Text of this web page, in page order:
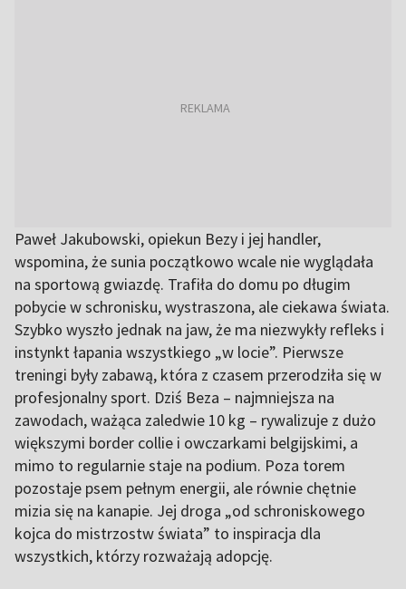
Paweł Jakubowski, opiekun Bezy i jej handler,
wspomina, że sunia początkowo wcale nie wyglądała
na sportową gwiazdę. Trafiła do domu po długim
pobycie w schronisku, wystraszona, ale ciekawa świata.
Szybko wyszło jednak na jaw, że ma niezwykły refleks i
instynkt łapania wszystkiego „w locie”. Pierwsze
treningi były zabawą, która z czasem przerodziła się w
profesjonalny sport. Dziś Beza – najmniejsza na
zawodach, ważąca zaledwie 10 kg – rywalizuje z dużo
większymi border collie i owczarkami belgijskimi, a
mimo to regularnie staje na podium. Poza torem
pozostaje psem pełnym energii, ale równie chętnie
mizia się na kanapie. Jej droga „od schroniskowego
kojca do mistrzostw świata” to inspiracja dla
wszystkich, którzy rozważają adopcję.